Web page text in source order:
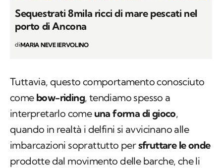
Sequestrati 8mila ricci di mare pescati nel
porto di Ancona
diMARIA NEVE IERVOLINO
Tuttavia, questo comportamento conosciuto
come bow-riding, tendiamo spesso a
interpretarlo come una forma di gioco,
quando in realtà i delfini si avvicinano alle
imbarcazioni soprattutto persfruttare le onde
prodotte dal movimento delle barche, che li